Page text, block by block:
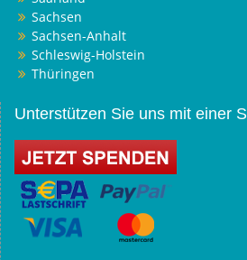
Sachsen
Sachsen-Anhalt
Schleswig-Holstein
Thüringen
Unterstützen Sie uns mit einer